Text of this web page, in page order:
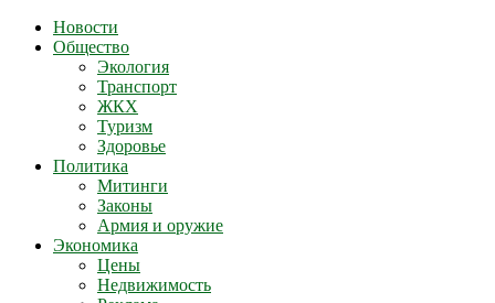
Новости
Общество
Экология
Транспорт
ЖКХ
Туризм
Здоровье
Политика
Митинги
Законы
Армия и оружие
Экономика
Цены
Недвижимость